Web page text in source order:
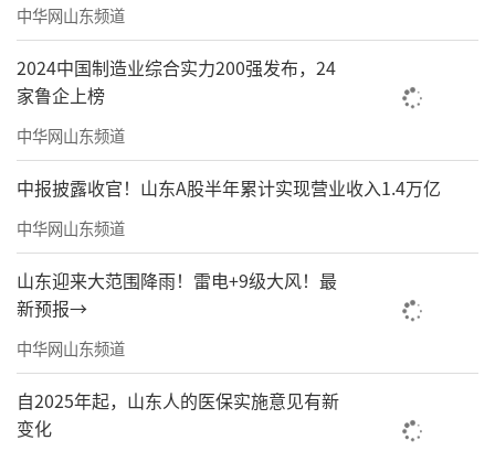
控系统。配备18部原装通力高速电梯，最高梯
速约6m/s，引入电梯目的层预选技术，智慧派
梯，优化候梯体验。B区共规划1015席停车位，
地下车库设精装独立门厅；配套约1000㎡员工
食堂，咖啡、商超、图文、快递等便民业态齐
全。40F打造特色共享空间、多功能会议室、休
闲接待空间，可承接商务会晤、客户接待、短
时休憩等多种场景，搭配大面积观景窗，兼顾
商务使用与节能效果。
中华网山东频道
2024中国制造业综合实力200强发布，24
家鲁企上榜
中华网山东频道
中报披露收官！山东A股半年累计实现营业收入1.4万亿
中华网山东频道
山东迎来大范围降雨！雷电+9级大风！最
新预报→
中华网山东频道
自2025年起，山东人的医保实施意见有新
变化